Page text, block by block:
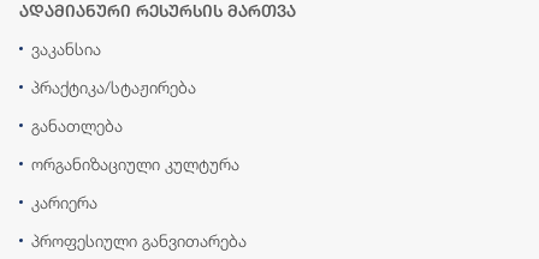
ადამიანური რესურსის მართვა
ვაკანსია
პრაქტიკა/სტაჟირება
განათლება
ორგანიზაციული კულტურა
კარიერა
პროფესიული განვითარება